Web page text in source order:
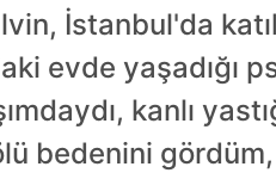
İstanbul'da
evde yaşadığı
kanlı
bedenini